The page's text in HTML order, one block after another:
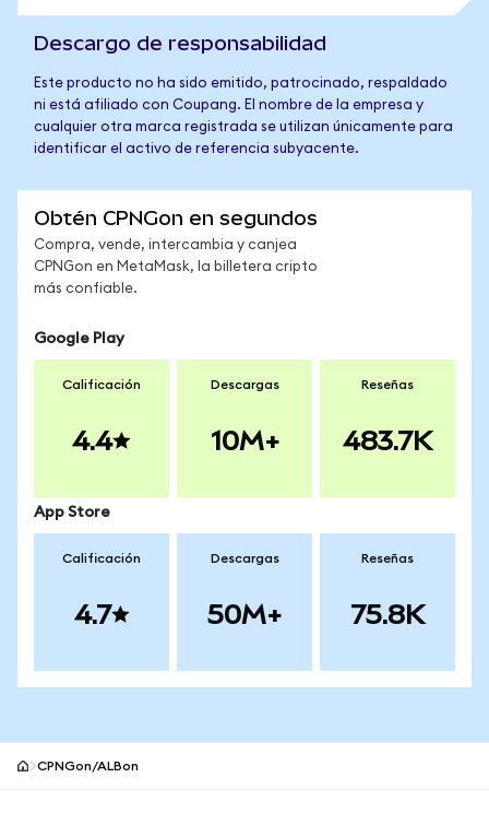
Descargo de responsabilidad
Este producto no ha sido emitido, patrocinado, respaldado
ni está afiliado con Coupang. El nombre de la empresa y
cualquier otra marca registrada se utilizan únicamente para
identificar el activo de referencia subyacente.
Obtén CPNGon en segundos
Compra, vende, intercambia y canjea
CPNGon en MetaMask, la billetera cripto
más confiable.
Google Play
Calificación
4.4
Descargas
10M+
Reseñas
483.7K
App Store
Calificación
4.7
Descargas
50M+
Reseñas
75.8K
CPNGon/ALBon